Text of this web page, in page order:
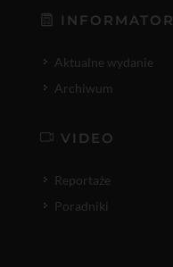
INFORMATOR
Aktualne wydanie
Archiwum
VIDEO
Reportaże
Poradniki